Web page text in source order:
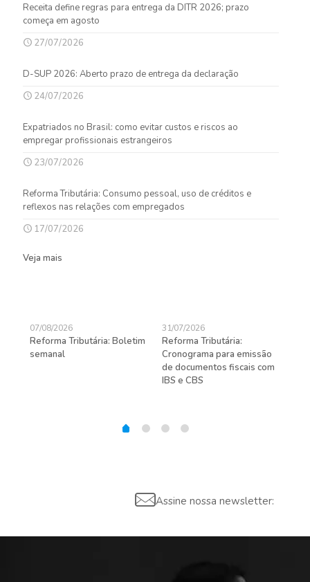
Receita define regras para entrega da DITR 2026; prazo
começa em agosto
27/07/2026
D-SUP 2026: Aberto prazo de entrega da declaração
24/07/2026
Expatriados no Brasil: como evitar custos e riscos ao
empregar profissionais estrangeiros
23/07/2026
Reforma Tributária: Consumo pessoal, uso de créditos e
reflexos nas relações com empregados
17/07/2026
Veja mais
07/08/2026
Reforma Tributária: Boletim
semanal
31/07/2026
Reforma Tributária:
Cronograma para emissão
de documentos fiscais com
IBS e CBS
Assine nossa newsletter: